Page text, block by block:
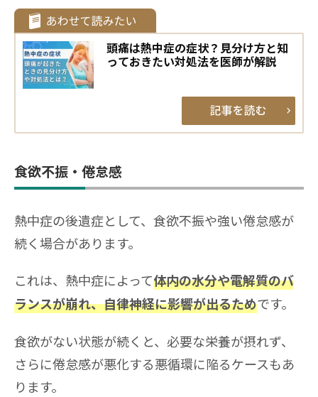
頭痛は熱中症の症状？見分け方と知
っておきたい対処法を医師が解説
食欲不振・倦怠感
熱中症の後遺症として、食欲不振や強い倦怠感が
続く場合があります。
これは、熱中症によって体内の水分や電解質のバ
ランスが崩れ、自律神経に影響が出るためです。
食欲がない状態が続くと、必要な栄養が摂れず、
さらに倦怠感が悪化する悪循環に陥るケースもあ
ります。